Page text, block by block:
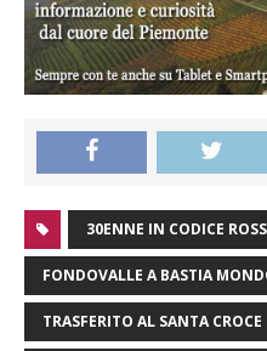
30ENNE IN CODICE
FONDOVALLE A BASTIA
TRASFERITO AL SANTA